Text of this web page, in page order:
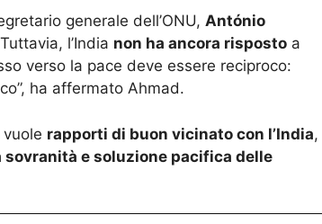
generale dell’ONU, António
l’India non ha ancora risposto a
verso la pace deve essere reciproco:
ha affermato Ahmad.
rapporti di buon vicinato con l’India,
e soluzione pacifica delle